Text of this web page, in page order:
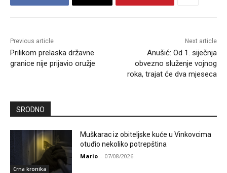
Previous article
Prilikom prelaska državne
granice nije prijavio oružje
Next article
Anušić: Od 1. siječnja
obvezno služenje vojnog
roka, trajat će dva mjeseca
SRODNO
Crna kronika
Muškarac iz obiteljske kuće u Vinkovcima
otuđio nekoliko potrepština
Mario - 07/08/2026